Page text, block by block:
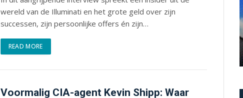
wereld van de Illuminati en het grote geld over zijn
successen, zijn persoonlijke offers én zijn…
READ MORE
Voormalig CIA-agent Kevin Shipp: Waar